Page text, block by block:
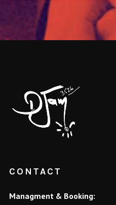
CONTACT
Managment & Booking: